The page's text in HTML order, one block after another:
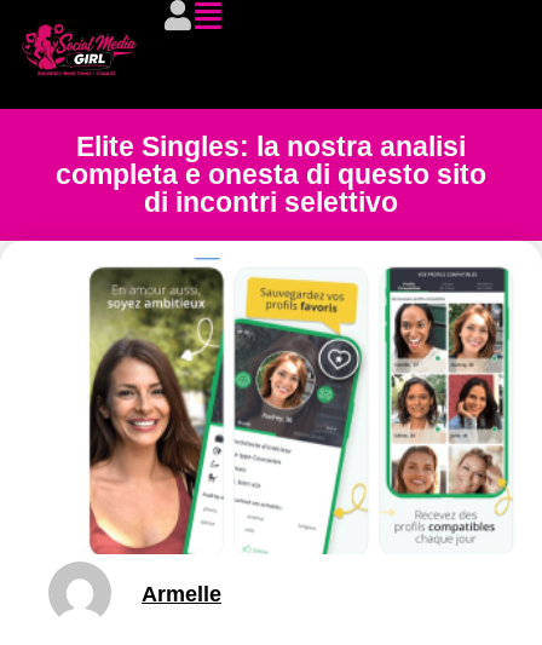
Elite Singles: la nostra analisi
completa e onesta di questo sito
di incontri selettivo
Armelle